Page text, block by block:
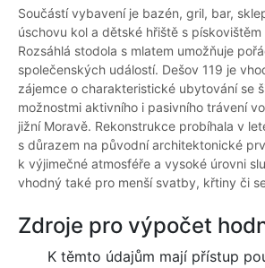
Součástí vybavení je bazén, gril, bar,
úschovu kol a dětské hřiště s pískovištěm
Rozsáhlá stodola s mlatem umožňuje
společenských událostí. Dešov 119 je
zájemce o charakteristické ubytování se
možnostmi aktivního i pasivního trávení
jižní Moravě. Rekonstrukce probíhala v
s důrazem na původní architektonické
k výjimečné atmosféře a vysoké úrovni
vhodný také pro menší svatby, křtiny či
Zdroje pro výpočet
K těmto údajům mají přístup